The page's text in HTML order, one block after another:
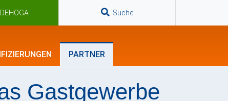
Suche
PARTNER
Gastgewerbe